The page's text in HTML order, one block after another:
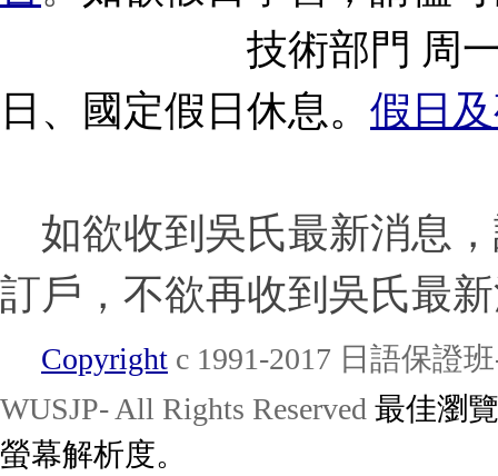
技術部門 周一至週
日、國定假日休息。 假日
如欲收到吳氏最新消息
訂戶，不欲再收到吳氏最
Copyright c 1991-2017 日語保證
WUSJP- All Rights Reserved 最佳瀏
螢幕解析度。